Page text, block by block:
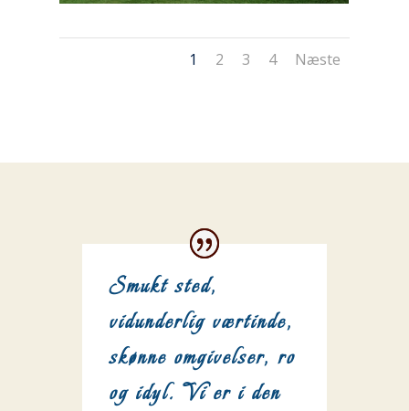
1 2 3 4 Næste
Smukt sted,
vidunderlig værtinde,
skønne omgivelser, ro
og idyl. Vi er i den